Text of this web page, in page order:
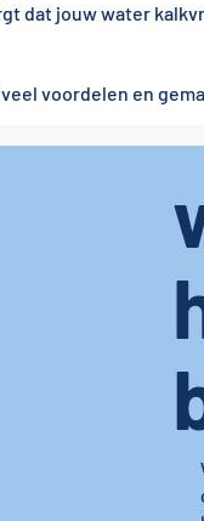
dat jouw water
voordelen en